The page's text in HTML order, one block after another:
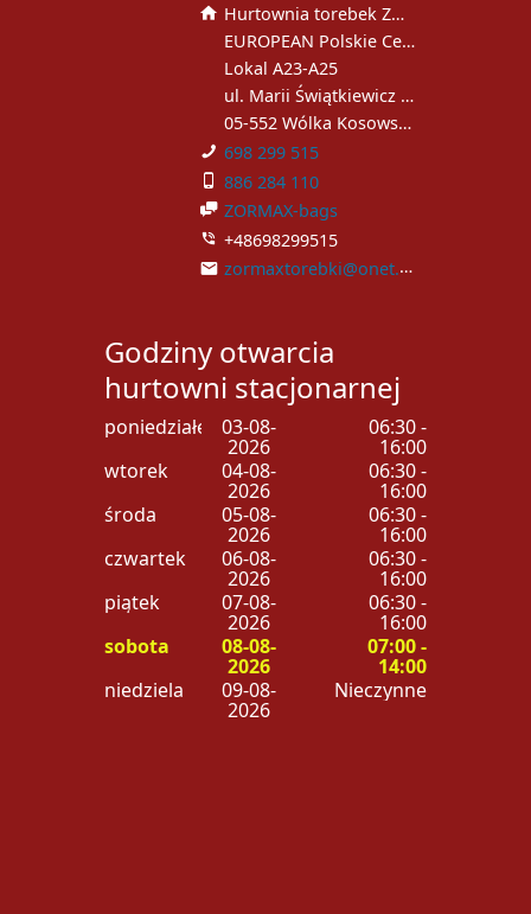
Hurtownia torebek ZORMAX
EUROPEAN Polskie Centrum Handlowe
Lokal A23-A25
ul. Marii Świątkiewicz 51
05-552 Wólka Kosowska
698 299 515
886 284 110
ZORMAX-bags
+48698299515
zormaxtorebki@onet.pl
Godziny otwarcia
hurtowni stacjonarnej
poniedziałek 03-08-
2026
06:30 -
16:00
wtorek
04-08-
2026
06:30 -
16:00
środa
05-08-
2026
06:30 -
16:00
czwartek
06-08-
2026
06:30 -
16:00
piątek
07-08-
2026
06:30 -
16:00
sobota
08-08-
2026
07:00 -
14:00
niedziela
09-08-
2026
Nieczynne